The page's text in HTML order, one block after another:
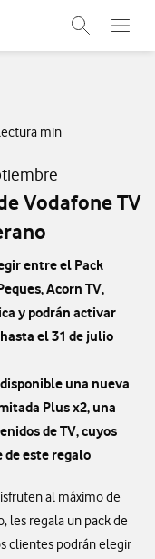
Abrir
Menu
Abre
min
Vodafone TV
entre el Pack
Acorn TV,
y podrán activar
el 31 de julio
una nueva
Plus x2, una
de TV, cuyos
este regalo
al máximo de
les regala un pack de
clientes podrán elegir